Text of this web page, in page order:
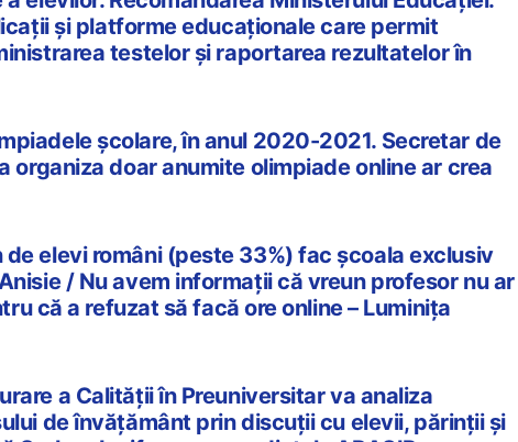
și platforme educaționale care permit
testelor și raportarea rezultatelor în
școlare, în anul 2020-2021. Secretar de
organiza doar anumite olimpiade online ar crea
de elevi români (peste 33%) fac școala exclusiv
/ Nu avem informații că vreun profesor nu ar
că a refuzat să facă ore online – Luminița
a Calității în Preuniversitar va analiza
de învățământ prin discuții cu elevii, părinții și